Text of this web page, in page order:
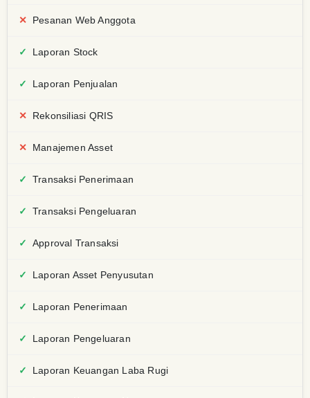
Pesanan Web Anggota
Laporan Stock
Laporan Penjualan
Rekonsiliasi QRIS
Manajemen Asset
Transaksi Penerimaan
Transaksi Pengeluaran
Approval Transaksi
Laporan Asset Penyusutan
Laporan Penerimaan
Laporan Pengeluaran
Laporan Keuangan Laba Rugi